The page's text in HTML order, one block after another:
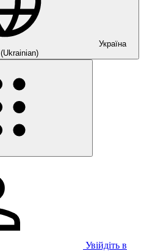
Україна
(Ukrainian)
Увійдіть в